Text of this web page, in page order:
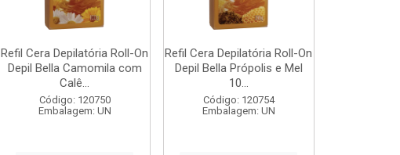
Refil Cera Depilatória Roll-On
Depil Bella Camomila com
Calê...
Código: 120750
Embalagem: UN
Refil Cera Depilatória Roll-On
Depil Bella Própolis e Mel
10...
Código: 120754
Embalagem: UN